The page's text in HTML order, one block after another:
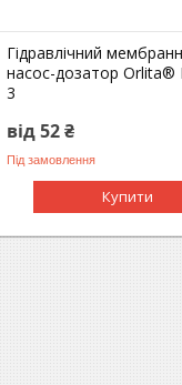
Гідравлічний
насос-дозатор Orlita®
3
від 52 ₴
Під замовлення
Купити